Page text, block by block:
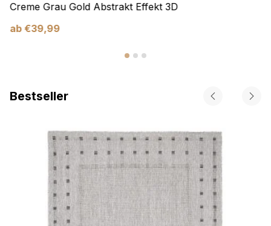
Creme Grau Gold Abstrakt Effekt 3D
ab €39,99
Bestseller